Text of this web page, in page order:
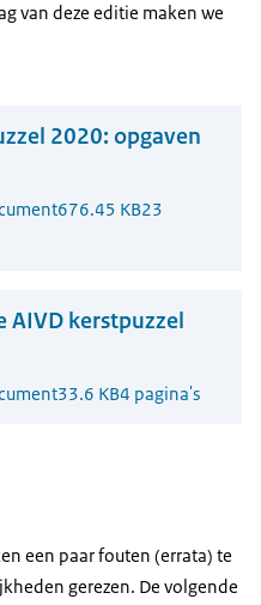
van deze editie maken we
2020: opgaven
676.45 KB23
AIVD kerstpuzzel
33.6 KB4 pagina's
een paar fouten (errata) te
gerezen. De volgende